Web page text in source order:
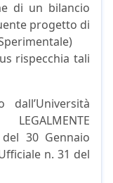
di un bilancio
progetto di
rispecchia tali
del 30 Gennaio
n. 31 del